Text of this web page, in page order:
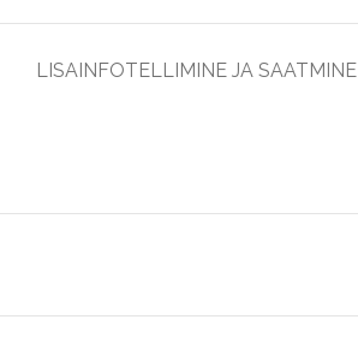
LISAINFOTELLIMINE JA SAATMINE